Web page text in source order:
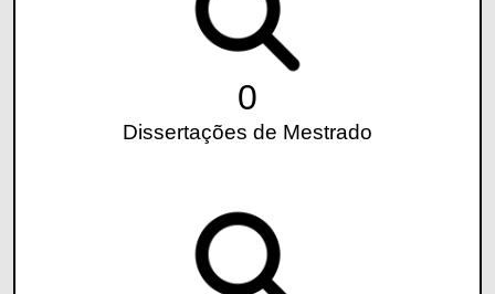
0
Dissertações de Mestrado